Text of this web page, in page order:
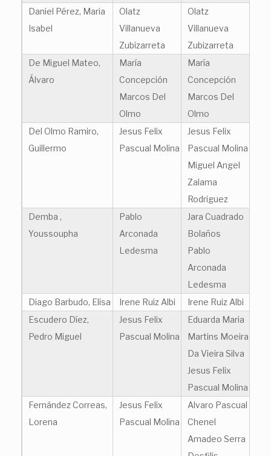
Daniel Pérez, Maria
Isabel
Olatz
Villanueva
Zubizarreta
Olatz
Villanueva
Zubizarreta
De Miguel Mateo,
Álvaro
María
Concepción
Marcos Del
Olmo
María
Concepción
Marcos Del
Olmo
Del Olmo Ramiro,
Guillermo
Jesus Felix
Pascual Molina
Jesus Felix
Pascual Molina
Miguel Angel
Zalama
Rodriguez
Demba ,
Youssoupha
Pablo
Arconada
Ledesma
Jara Cuadrado
Bolaños
Pablo
Arconada
Ledesma
Diago Barbudo, Elisa
Irene Ruiz Albi
Irene Ruiz Albi
Escudero Díez,
Pedro Miguel
Jesus Felix
Pascual Molina
Eduarda Maria
Martins Moeira
Da Vieira Silva
Jesus Felix
Pascual Molina
Fernández Correas,
Lorena
Jesus Felix
Pascual Molina
Alvaro Pascual
Chenel
Amadeo Serra